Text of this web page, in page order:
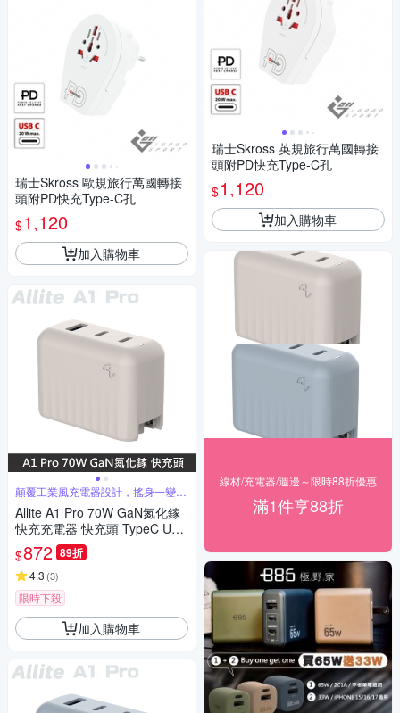
瑞士Skross 歐規旅行萬國轉接
頭附PD快充Type-C孔
$1,120
加入購物車
顛覆工業風充電器設計，搖身一變時
尚配件
Allite A1 Pro 70W GaN氮化鎵
快充充電器 快充頭 TypeC USB
$872 89折
4.3 (3)
限時下殺
加入購物車
瑞士Skross 英規旅行萬國轉接
頭附PD快充Type-C孔
$1,120
加入購物車
線材/充電器/週邊～限時88折優惠
滿1件享88折